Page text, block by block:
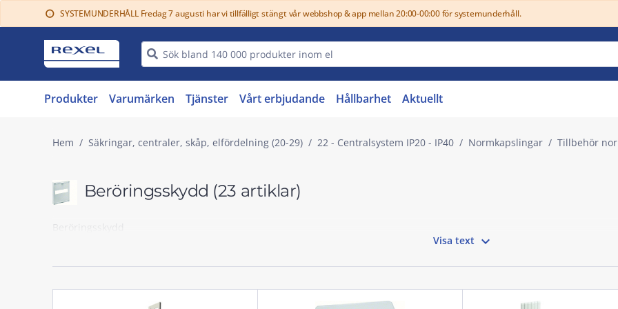
info SYSTEMUNDERHÅLL Fredag 7 augusti har vi tillfälligt stängt vår webbshop & app mellan 20:00-00:00 för systemunderhåll.
Produkter Varumärken Tjänster Vårt erbjudande Hållbarhet Aktuellt
Hem Säkringar, centraler, skåp, elfördelning (20-29) 22 - Centralsystem IP20 - IP40 Normkapslingar Tillbehör
Beröringsskydd (23 artiklar)
Beröringsskydd
Visa text 